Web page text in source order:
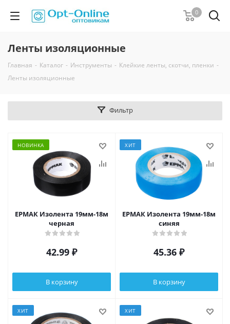
0
Ленты изоляционные
Главная - Каталог - Инструменты - Клейкие ленты, скотчи, пленки -
Ленты изоляционные
Фильтр
НОВИНКА
ЕРМАК Изолента 19мм-18м
черная
42.99 ₽
В корзину
ХИТ
ЕРМАК Изолента 19мм-18м
синяя
45.36 ₽
В корзину
ХИТ ХИТ